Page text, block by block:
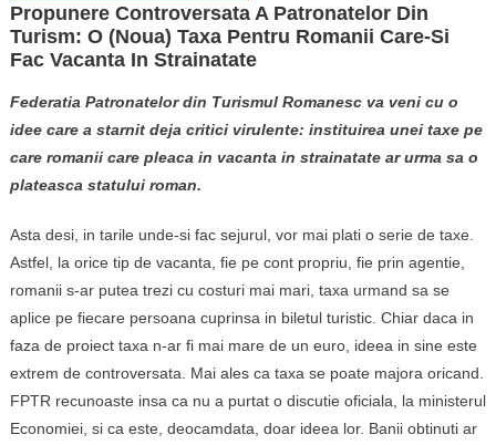
Propunere Controversata A Patronatelor Din
Turism: O (noua) Taxa Pentru Romanii Care-Si
Fac Vacanta In Strainatate
Federatia Patronatelor din Turismul Romanesc va veni cu o
idee care a starnit deja critici virulente: instituirea unei taxe pe
care romanii care pleaca in vacanta in strainatate ar urma sa o
plateasca statului roman.
Asta desi, in tarile unde-si fac sejurul, vor mai plati o serie de taxe.
Astfel, la orice tip de vacanta, fie pe cont propriu, fie prin agentie,
romanii s-ar putea trezi cu costuri mai mari, taxa urmand sa se
aplice pe fiecare persoana cuprinsa in biletul turistic. Chiar daca in
faza de proiect taxa n-ar fi mai mare de un euro, ideea in sine este
extrem de controversata. Mai ales ca taxa se poate majora oricand.
FPTR recunoaste insa ca nu a purtat o discutie oficiala, la ministerul
Economiei, si ca este, deocamdata, doar ideea lor. Banii obtinuti ar